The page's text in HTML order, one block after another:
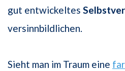
gut entwickeltes
versinnbildlichen.
Sieht man im Traum eine